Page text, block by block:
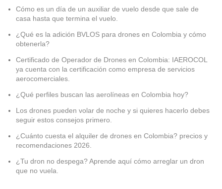
Cómo es un día de un auxiliar de vuelo desde que sale de
casa hasta que termina el vuelo.
¿Qué es la adición BVLOS para drones en Colombia y cómo
obtenerla?
Certificado de Operador de Drones en Colombia: IAEROCOL
ya cuenta con la certificación como empresa de servicios
aerocomerciales.
¿Qué perfiles buscan las aerolíneas en Colombia hoy?
Los drones pueden volar de noche y si quieres hacerlo debes
seguir estos consejos primero.
¿Cuánto cuesta el alquiler de drones en Colombia? precios y
recomendaciones 2026.
¿Tu dron no despega? Aprende aquí cómo arreglar un dron
que no vuela.